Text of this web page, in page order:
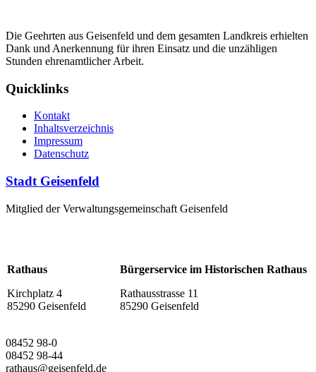
Die Geehrten aus Geisenfeld und dem gesamten Landkreis erhielten
Dank und Anerkennung für ihren Einsatz und die unzähligen
Stunden ehrenamtlicher Arbeit.
Quicklinks
Kontakt
Inhaltsverzeichnis
Impressum
Datenschutz
Stadt Geisenfeld
Mitglied der Verwaltungsgemeinschaft Geisenfeld
Rathaus
Kirchplatz 4
85290 Geisenfeld
Bürgerservice im Historischen Rathaus
Rathausstrasse 11
85290 Geisenfeld
08452 98-0
08452 98-44
rathaus@geisenfeld.de